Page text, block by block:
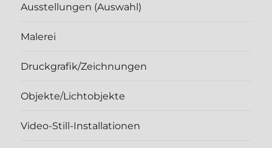
Ausstellungen (Auswahl)
Malerei
Druckgrafik/Zeichnungen
Objekte/Lichtobjekte
Video-Still-Installationen